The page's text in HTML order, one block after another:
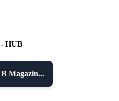
- HUB
Magazin...